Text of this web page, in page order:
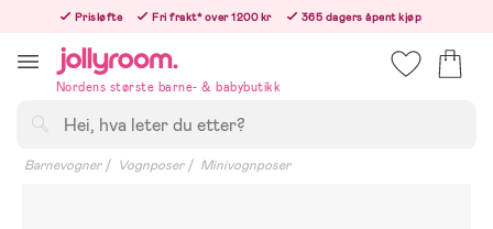
innehållet
Prisløfte Fri frakt* over 1200 kr
365 dagers åpent kjøp
Nordens største barne- & babybutikk
Barnevogner Vognposer Minivognposer